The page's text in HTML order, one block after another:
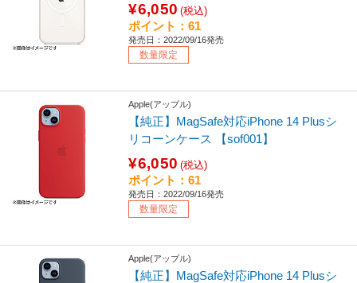
¥6,050 (税込)
ポイント：61
発売日：2022/09/16発売
数量限定
Apple(アップル)
【純正】MagSafe対応iPhone 14 Plusシ
リコーンケース 【sof001】
¥6,050 (税込)
ポイント：61
発売日：2022/09/16発売
数量限定
Apple(アップル)
【純正】MagSafe対応iPhone 14 Plusシ